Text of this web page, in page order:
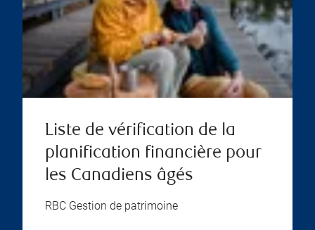
Liste de vérification de la
planification financière pour
les Canadiens âgés
RBC Gestion de patrimoine